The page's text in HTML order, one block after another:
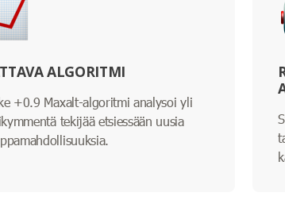
ALGORITMI
+0.9 Maxalt-algoritmi analysoi yli
tekijää etsiessään uusia